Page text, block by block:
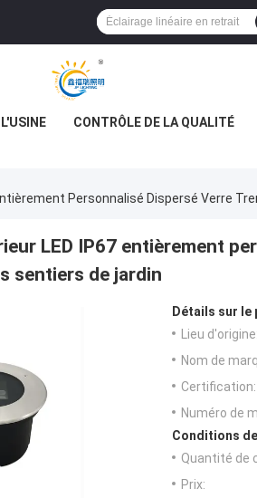
CONTRÔLE DE LA QUALITÉ
Personnalisé Dispersé Verre
LED IP67 entièrement
sentiers de jardin
Détails sur le
Lieu d'origine:
Nom de
Certification:
Numéro de
Conditions
Quantité de
Prix: